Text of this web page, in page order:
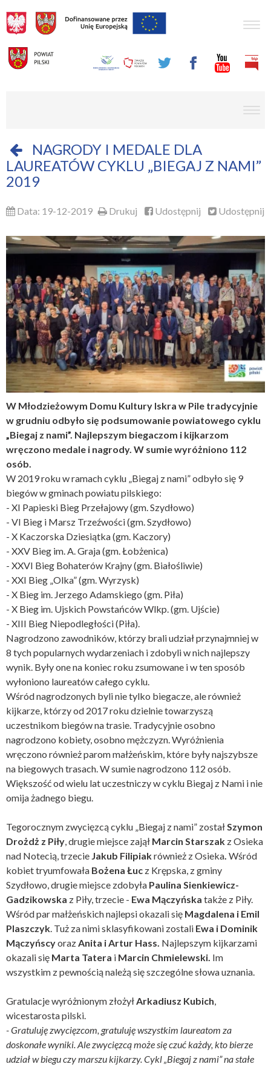
NAGRODY I MEDALE DLA
LAUREATÓW CYKLU „BIEGAJ Z NAMI”
2019
Data: 19-12-2019 Drukuj Udostępnij Udostępnij
W Młodzieżowym Domu Kultury Iskra w Pile tradycyjnie
w grudniu odbyło się podsumowanie powiatowego cyklu
„Biegaj z nami”. Najlepszym biegaczom i kijkarzom
wręczono medale i nagrody. W sumie wyróżniono 112
osób.
W 2019 roku w ramach cyklu „Biegaj z nami” odbyło się 9
biegów w gminach powiatu pilskiego:
- XI Papieski Bieg Przełajowy (gm. Szydłowo)
- VI Bieg i Marsz Trzeźwości (gm. Szydłowo)
- X Kaczorska Dziesiątka (gm. Kaczory)
- XXV Bieg im. A. Graja (gm. Łobżenica)
- XXVI Bieg Bohaterów Krajny (gm. Białośliwie)
- XXI Bieg „Olka” (gm. Wyrzysk)
- X Bieg im. Jerzego Adamskiego (gm. Piła)
- X Bieg im. Ujskich Powstańców Wlkp. (gm. Ujście)
- XIII Bieg Niepodległości (Piła).
Nagrodzono zawodników, którzy brali udział przynajmniej w
8 tych popularnych wydarzeniach i zdobyli w nich najlepszy
wynik. Były one na koniec roku zsumowane i w ten sposób
wyłoniono laureatów całego cyklu.
Wśród nagrodzonych byli nie tylko biegacze, ale również
kijkarze, którzy od 2017 roku dzielnie towarzyszą
uczestnikom biegów na trasie. Tradycyjnie osobno
nagrodzono kobiety, osobno mężczyzn. Wyróżnienia
wręczono również parom małżeńskim, które były najszybsze
na biegowych trasach. W sumie nagrodzono 112 osób.
Większość od wielu lat uczestniczy w cyklu Biegaj z Nami i nie
omija żadnego biegu.
Tegorocznym zwycięzcą cyklu „Biegaj z nami” zostałSzymon
Drożdż z Piły, drugie miejsce zajął Marcin Starszak z Osieka
nad Notecią, trzecie Jakub Filipiakrównież z Osieka. Wśród
kobiet tryumfowała Bożena Łuc z Krępska, z gminy
Szydłowo, drugie miejsce zdobyła Paulina Sienkiewicz-
Gadzikowska z Piły, trzecie - Ewa Mączyńska także z Piły.
Wśród par małżeńskich najlepsi okazali się Magdalena i Emil
Plaszczyk. Tuż za nimi sklasyfikowani zostali Ewa i Dominik
MączyńscyorazAnita i Artur Hass. Najlepszym kijkarzami
okazali się Marta Tatera i Marcin Chmielewski. Im
wszystkim z pewnością należą się szczególne słowa uznania.
Gratulacje wyróżnionym złożyłArkadiusz Kubich,
wicestarosta pilski.
- Gratuluję zwycięzcom, gratuluję wszystkim laureatom za
doskonałe wyniki. Ale zwycięzcą może się czuć każdy, kto bierze
udział w biegu czy marszu kijkarzy. Cykl „Biegaj z nami” na stałe